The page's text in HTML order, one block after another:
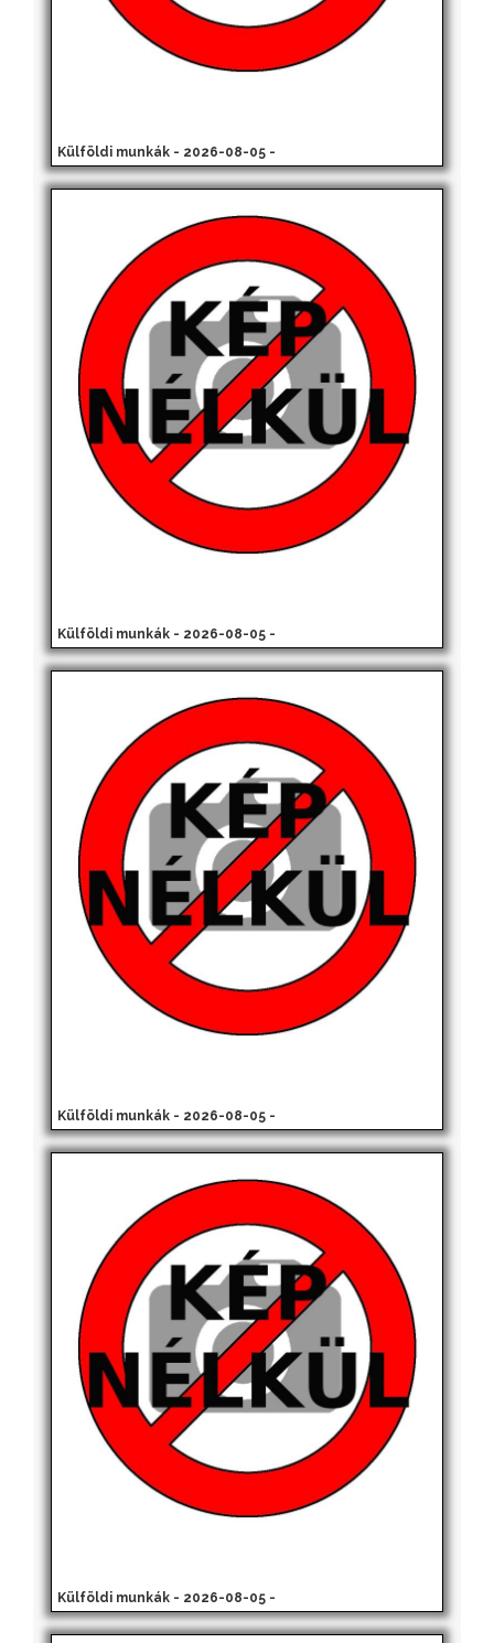
Külföldi munkák - 2026-08-05 -
Külföldi munkák - 2026-08-05 -
Külföldi munkák - 2026-08-05 -
Külföldi munkák - 2026-08-05 -